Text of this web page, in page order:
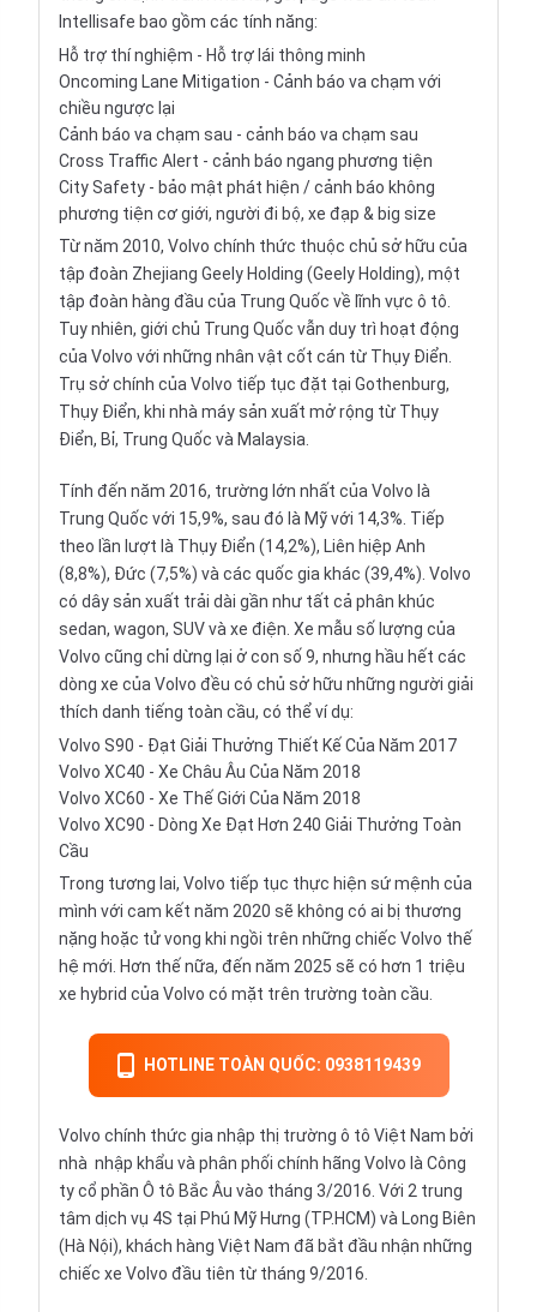
Intellisafe bao gồm các tính năng:
Hỗ trợ thí nghiệm - Hỗ trợ lái thông minh
Oncoming Lane Mitigation - Cảnh báo va chạm với
chiều ngược lại
Cảnh báo va chạm sau - cảnh báo va chạm sau
Cross Traffic Alert - cảnh báo ngang phương tiện
City Safety - bảo mật phát hiện / cảnh báo không
phương tiện cơ giới, người đi bộ, xe đạp & big size
Từ năm 2010, Volvo chính thức thuộc chủ sở hữu của
tập đoàn Zhejiang Geely Holding (Geely Holding), một
tập đoàn hàng đầu của Trung Quốc về lĩnh vực ô tô.
Tuy nhiên, giới chủ Trung Quốc vẫn duy trì hoạt động
của Volvo với những nhân vật cốt cán từ Thụy Điển.
Trụ sở chính của Volvo tiếp tục đặt tại Gothenburg,
Thụy Điển, khi nhà máy sản xuất mở rộng từ Thụy
Điển, Bỉ, Trung Quốc và Malaysia.
Tính đến năm 2016, trường lớn nhất của Volvo là
Trung Quốc với 15,9%, sau đó là Mỹ với 14,3%. Tiếp
theo lần lượt là Thụy Điển (14,2%), Liên hiệp Anh
(8,8%), Đức (7,5%) và các quốc gia khác (39,4%). Volvo
có dây sản xuất trải dài gần như tất cả phân khúc
sedan, wagon, SUV và xe điện. Xe mẫu số lượng của
Volvo cũng chỉ dừng lại ở con số 9, nhưng hầu hết các
dòng xe của Volvo đều có chủ sở hữu những người giải
thích danh tiếng toàn cầu, có thể ví dụ:
Volvo S90 - Đạt Giải Thưởng Thiết Kế Của Năm 2017
Volvo XC40 - Xe Châu Âu Của Năm 2018
Volvo XC60 - Xe Thế Giới Của Năm 2018
Volvo XC90 - Dòng Xe Đạt Hơn 240 Giải Thưởng Toàn
Cầu
Trong tương lai, Volvo tiếp tục thực hiện sứ mệnh của
mình với cam kết năm 2020 sẽ không có ai bị thương
nặng hoặc tử vong khi ngồi trên những chiếc Volvo thế
hệ mới. Hơn thế nữa, đến năm 2025 sẽ có hơn 1 triệu
xe hybrid của Volvo có mặt trên trường toàn cầu.
HOTLINE TOÀN QUỐC: 0938119439
Volvo chính thức gia nhập thị trường ô tô Việt Nam bởi
nhà nhập khẩu và phân phối chính hãng Volvo là Công
ty cổ phần Ô tô Bắc Âu vào tháng 3/2016. Với 2 trung
tâm dịch vụ 4S tại Phú Mỹ Hưng (TP.HCM) và Long Biên
(Hà Nội), khách hàng Việt Nam đã bắt đầu nhận những
chiếc xe Volvo đầu tiên từ tháng 9/2016.